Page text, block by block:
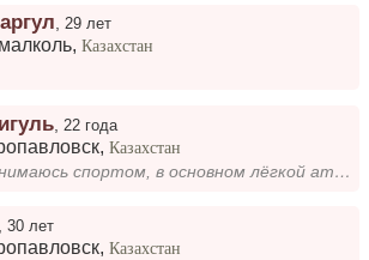
,29 лет
,Казахстан
22 года
,Казахстан
Я занимаюсь спортом, в основном лёгкой атлетикой. Люблю готовить и путешествовать. В свободное время экспериментирую с н...
,30 лет
,Казахстан